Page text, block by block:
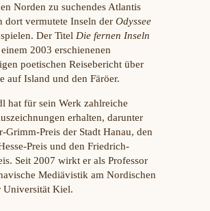
Norden zu suchendes Atlantis
dort vermutete Inseln der Odyssee
Der Titel Die fernen Inseln
2003 erschienenen
poetischen Reisebericht über
auf Island und den Färöer.
hat für sein Werk zahlreiche
erhalten, darunter
Grimm-Preis der Stadt Hanau, den
Preis und den Friedrich-
Seit 2007 wirkt er als Professor
Mediävistik am Nordischen
Universität Kiel.